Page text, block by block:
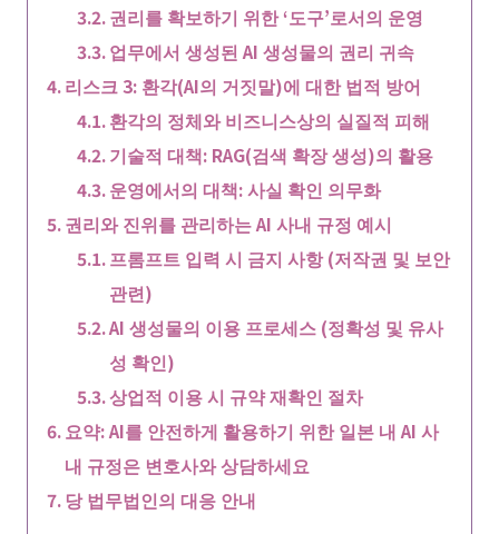
권리를 확보하기 위한 ‘도구’로서의 운영
업무에서 생성된 AI 생성물의 권리 귀속
리스크 3: 환각(AI의 거짓말)에 대한 법적 방어
환각의 정체와 비즈니스상의 실질적 피해
기술적 대책: RAG(검색 확장 생성)의 활용
운영에서의 대책: 사실 확인 의무화
권리와 진위를 관리하는 AI 사내 규정 예시
프롬프트 입력 시 금지 사항 (저작권 및 보안
관련)
AI 생성물의 이용 프로세스 (정확성 및 유사
성 확인)
상업적 이용 시 규약 재확인 절차
요약: AI를 안전하게 활용하기 위한 일본 내 AI 사
내 규정은 변호사와 상담하세요
당 법무법인의 대응 안내